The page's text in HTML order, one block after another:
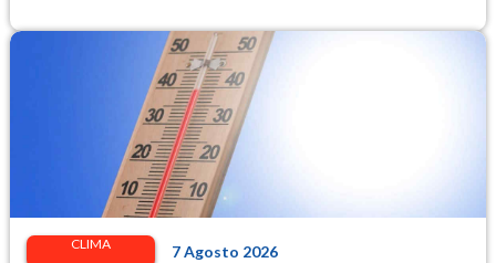
CLIMA 7 Agosto 2026